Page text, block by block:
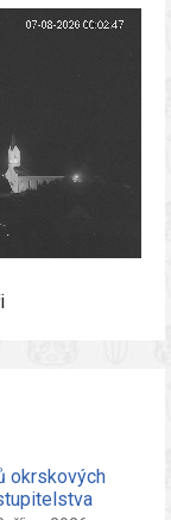
okrskových